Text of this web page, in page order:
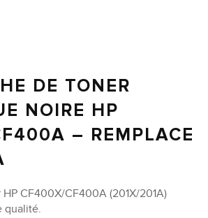
DE TONER
NOIRE HP
– REMPLACE
CF400X/CF400A (201X/201A)
qualité.